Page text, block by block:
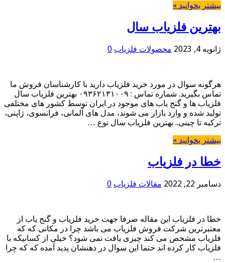
بیشتر بخوانید »
بهترین فلزیاب سال
ژانویه 4, 2023 محصولات فلزیاب 0
هرگونه سوال در مورد خرید فلزیاب دارید با کارشناسان فروش ما
تماس بگیرید. شماره تماس : ۰۹۳۶۲۱۳۱۰۰۹ بهترین فلزیاب سال
فلزیاب ها و گنج یاب های موجود در ایران توسط کشور های مختلفی
تولید شده و وارد بازار می شوند، مدل های آلمانی، فرانسوی، ژاپنی،
ترکیه تا چینی.. بهترین فلزیاب سال نوع …
بیشتر بخوانید »
خطا در فلزیاب
دسامبر 22, 2022 مقالات فلزیاب 0
خطا در فلزیاب این مقاله صرفا جهت خرید فلزیاب و گنج یاب از
معتبرترین شرکت فروش فلزیاب می باشد چرا در مکانی که که
فلزیاب مشخص می کند چیزی یافت نمی شود؟ خیلی از کسانیکه با
فلزیاب کار کرده اند حتما این سوال در ذهنشان پدید آمده که که چرا
…